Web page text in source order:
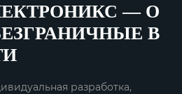
— О
В
разработка,